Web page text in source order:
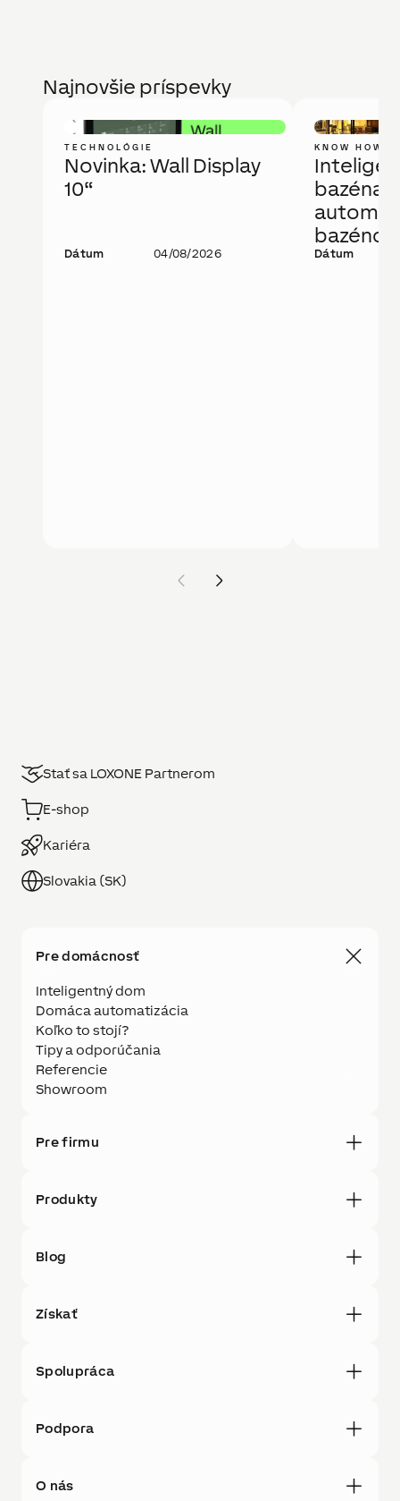
Najnovšie príspevky
TECHNOLÓGIE
Novinka: Wall Display
10“
Dátum 04/08/2026
KNOW HOW
bazéna a
Dátum
Stať sa LOXONE Partnerom
E-shop
Kariéra
Slovakia (SK)
Pre domácnosť
Inteligentný dom
Domáca automatizácia
Koľko to stojí?
Tipy a odporúčania
Referencie
Showroom
Pre firmu
Produkty
Blog
Získať
Spolupráca
Podpora
O nás